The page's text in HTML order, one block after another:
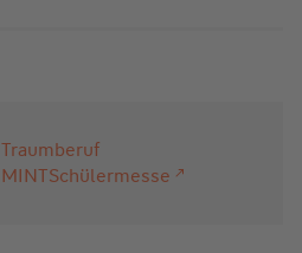
Traumberuf
MINTSchülermesse